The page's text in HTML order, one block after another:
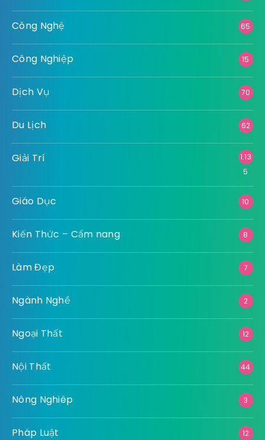
Công Nghệ 65
Công Nghiệp 15
Dịch Vụ 70
Du Lịch 62
Giải Trí
1.13
5
Giáo Dục 10
Kiến Thức – Cẩm nang 8
Làm Đẹp 7
Ngành Nghề 2
Ngoại Thất 12
Nội Thất 44
Nông Nghiêp 3
Pháp Luật 12